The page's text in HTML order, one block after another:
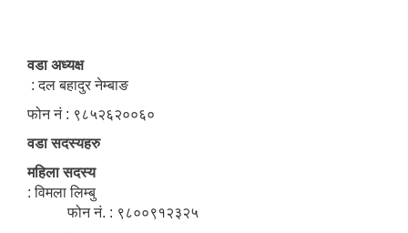
वडा अध्यक्ष
: दल बहादुर नेम्बाङ
फोन नं : ९८५२६२००६०
वडा सदस्यहरु
महिला सदस्य
: विमला लिम्बु
फोन नं. : ९८००९१२३२५